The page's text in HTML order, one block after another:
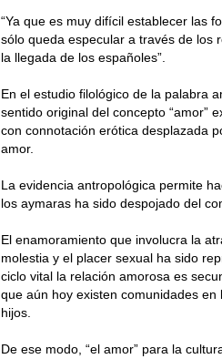
“Ya que es muy difícil establecer las
sólo queda especular a través de los
la llegada de los españoles”.
En el estudio filológico de la palabra
sentido original del concepto “amor”
con connotación erótica desplazada
amor.
La evidencia antropológica permite
los aymaras ha sido despojado del
El enamoramiento que involucra la
molestia y el placer sexual ha sido
ciclo vital la relación amorosa es
que aún hoy existen comunidades
hijos.
De ese modo, “el amor” para la